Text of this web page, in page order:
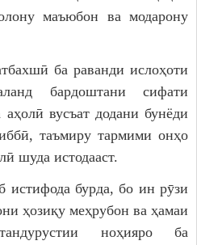
маъюбон ва модарону
ба раванди ислоҳоти
бардоштани сифати
вусъат додани бунёди
таъмиру тармими онҳо
шуда истодааст.
бурда, бо ин рӯзи
ҳозиқу меҳрубон ва ҳамаи
ноҳияро ба